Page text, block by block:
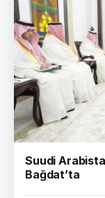
Suudi
Bağdat’ta